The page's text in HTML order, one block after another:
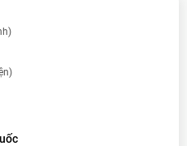
mua
đã mua
mua
đã mua